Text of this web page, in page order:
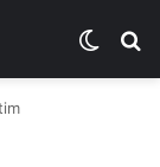
Switch
skin